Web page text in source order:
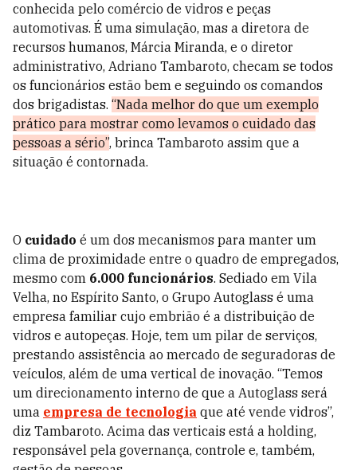
conhecida pelo comércio de vidros e peças
automotivas. É uma simulação, mas a diretora de
recursos humanos, Márcia Miranda, e o diretor
administrativo, Adriano Tambaroto, checam se todos
os funcionários estão bem e seguindo os comandos
dos brigadistas. “Nada melhor do que um exemplo
prático para mostrar como levamos o cuidado das
pessoas a sério”, brinca Tambaroto assim que a
situação é contornada.
O cuidado é um dos mecanismos para manter um
clima de proximidade entre o quadro de empregados,
mesmo com 6.000 funcionários. Sediado em Vila
Velha, no Espírito Santo, o Grupo Autoglass é uma
empresa familiar cujo embrião é a distribuição de
vidros e autopeças. Hoje, tem um pilar de serviços,
prestando assistência ao mercado de seguradoras de
veículos, além de uma vertical de inovação. “Temos
um direcionamento interno de que a ­Autoglass será
uma empresa de tecnologia que até vende vidros”,
diz Tambaroto. Acima das verticais está a holding,
responsável pela governança, controle e, também,